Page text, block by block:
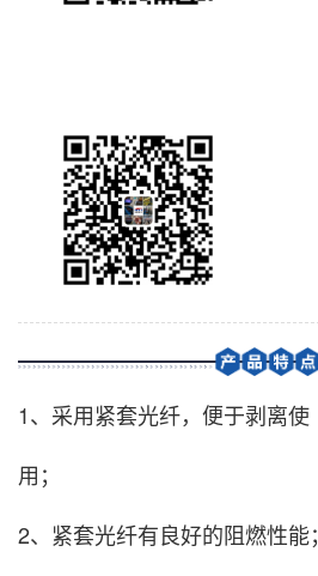
1、采用紧套光纤，便于剥离使
用；
2、紧套光纤有良好的阻燃性能；